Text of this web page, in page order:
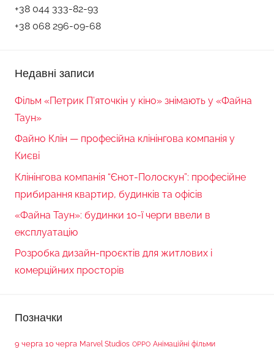
+38 044 333-82-93
+38 068 296-09-68
Недавні записи
Фільм «Петрик П’яточкін у кіно» знімають у «Файна
Таун»
Файно Клін — професійна клінінгова компанія у
Києві
Клінінгова компанія “Єнот-Полоскун”: професійне
прибирання квартир, будинків та офісів
«Файна Таун»: будинки 10-ї черги ввели в
експлуатацію
Розробка дизайн-проєктів для житлових і
комерційних просторів
Позначки
9 черга 10 черга Marvel Studios OPPO Анімаційні фільми